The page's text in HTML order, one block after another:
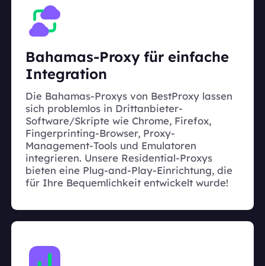
Bahamas-Proxy für einfache
Integration
Die Bahamas-Proxys von BestProxy lassen
sich problemlos in Drittanbieter-
Software/Skripte wie Chrome, Firefox,
Fingerprinting-Browser, Proxy-
Management-Tools und Emulatoren
integrieren. Unsere Residential-Proxys
bieten eine Plug-and-Play-Einrichtung, die
für Ihre Bequemlichkeit entwickelt wurde!